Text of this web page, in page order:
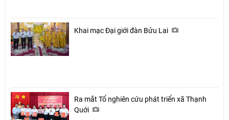
Khai mạc Đại giới đàn Bửu Lai
Ra mắt Tổ nghiên cứu phát triển xã Thạnh
Quới